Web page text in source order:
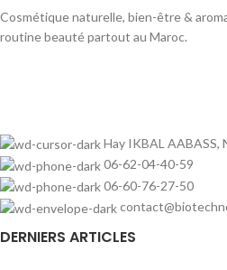
Cosmétique naturelle, bien-être &
routine beauté partout au Maroc.
Hay IKBAL AABASS,
06-62-04-40-59
06-60-76-27-50
DERNIERS ARTICLES